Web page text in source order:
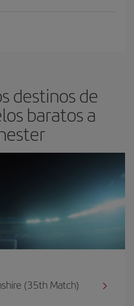
destinos de
baratos a
(35th Match)